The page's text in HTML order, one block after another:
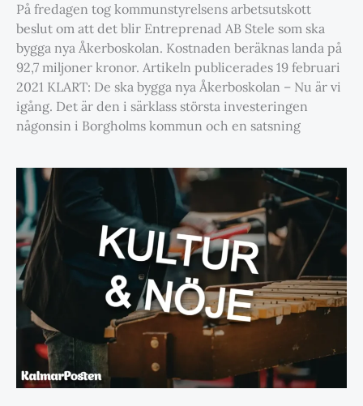
På fredagen tog kommunstyrelsens arbetsutskott
beslut om att det blir Entreprenad AB Stele som ska
bygga nya Åkerboskolan. Kostnaden beräknas landa på
92,7 miljoner kronor. Artikeln publicerades 19 februari
2021 KLART: De ska bygga nya Åkerboskolan – Nu är vi
igång. Det är den i särklass största investeringen
någonsin i Borgholms kommun och en satsning